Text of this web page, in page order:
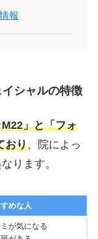
報
シャルの特徴
」と「フォ
おり、院によっ
ります。
めな人
ミが気になる